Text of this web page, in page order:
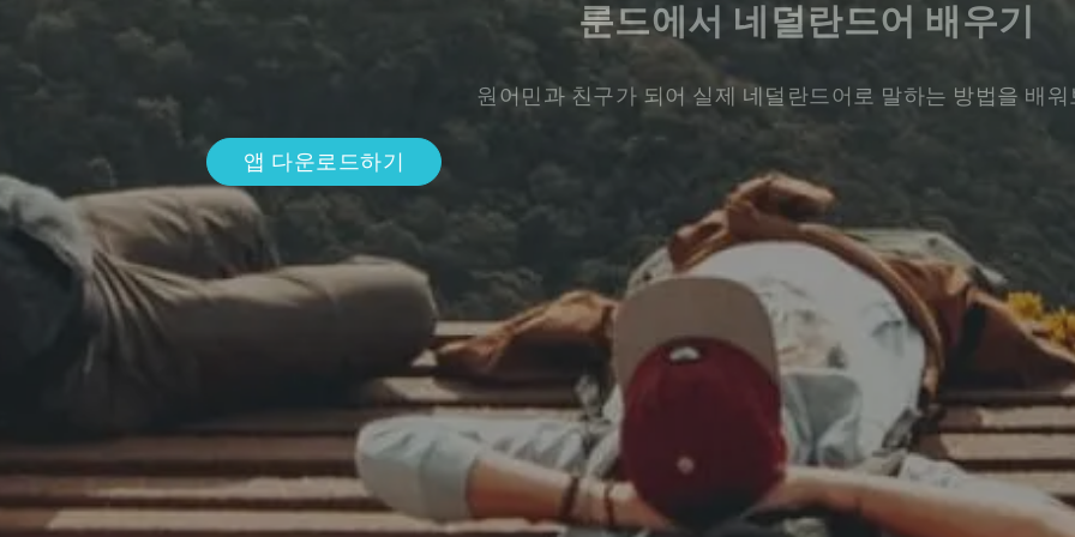
룬드에서 네덜란드어 배우기
원어민과 친구가 되어 실제 네덜란드어로 말하는 방법을 배
앱 다운로드하기